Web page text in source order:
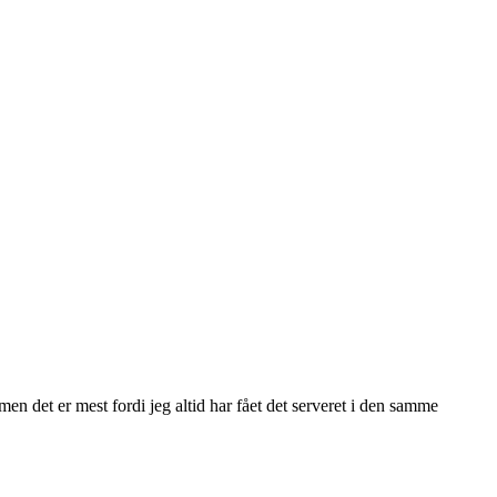
det er mest fordi jeg altid har fået det serveret i den samme